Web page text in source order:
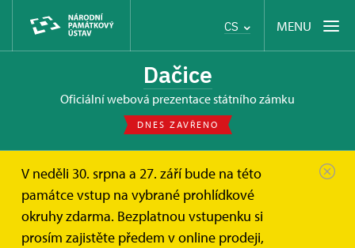
CS MENU
Dačice
oficiální webová prezentace státního zámku
DNES ZAVŘENO
V neděli 30. srpna a 27. září bude na této
památce vstup na vybrané prohlídkové
okruhy zdarma. Bezplatnou vstupenku si
prosím zajistěte předem v online prodeji,
Dačice O zámku Obnova a restaurování
Obnova a restaurování